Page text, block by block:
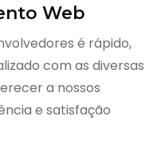
Web
é rápido,
com as diversas
a nossos
e satisfação